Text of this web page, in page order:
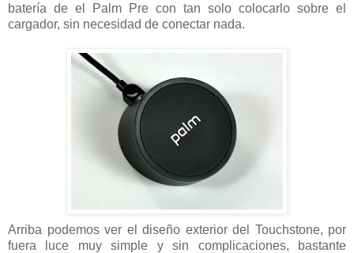
batería de el Palm Pre con tan solo colocarlo sobre el
cargador, sin necesidad de conectar nada.
Arriba podemos ver el diseño exterior del Touchstone, por
fuera luce muy simple y sin complicaciones, bastante